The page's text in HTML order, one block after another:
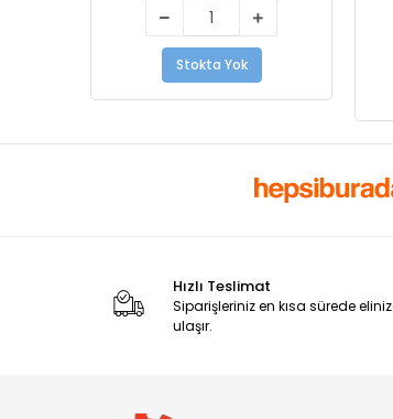
Stokta Yok
Hızlı Teslimat
Siparişleriniz en kısa sürede
ulaşır.